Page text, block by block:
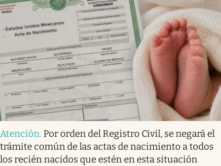
Atención. Por orden del Registro Civil, se negará el
trámite común de las actas de nacimiento a todos
los recién nacidos que estén en esta situación